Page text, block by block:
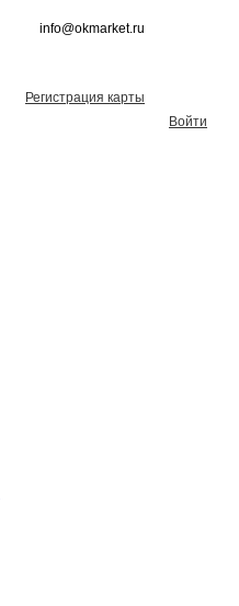
info@okmarket.ru
Регистрация карты
Войти